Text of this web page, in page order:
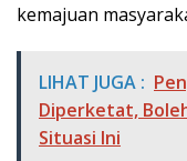
kemajuan
LIHAT JUGA :
Diperketat,
Situasi Ini